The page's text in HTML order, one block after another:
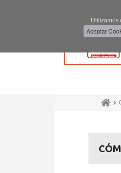
Utilizamos
>